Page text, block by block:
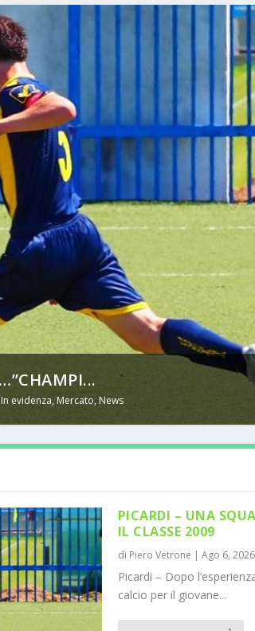
In evidenza,Mercato, News
PICARDI – UNA
IL CLASSE 2009
di Piero Vetrone | Ago 6, 2026
Picardi – Dopo
calcio per il giovane...